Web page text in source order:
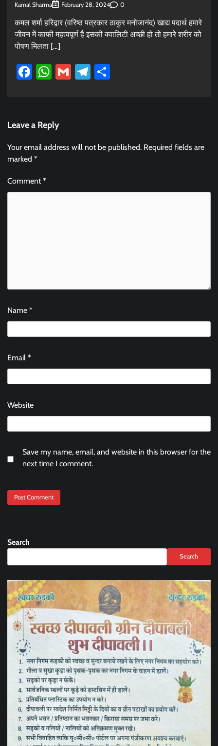
Kamal Sharma February 28, 2024 0
कमल शर्मा हरिद्वार (वरिष्ठ पत्रकार ठाकुर मनोजानंद) खाद्य पदार्थ हमारे
जीवन में काफी महत्वपूर्ण है इसकी क्वालिटी अच्छी हो तो हमारे शरीर को
पोषण मिलता […]
Facebook
WhatsApp
GmailTelegram
Leave a Reply
Your email address will not be published. Required fields are
marked *
Comment*
Name *
Email *
Website
Save my name, email, and website in this browser for the
next time I comment.
Search
Search